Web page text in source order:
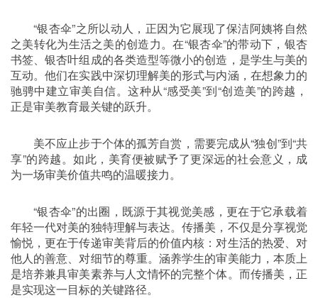
“银杏伞”之所以动人，正因为它展现了保洁阿姨将自然
之美转化为生活之美的创造力。在“银杏伞”的带动下，银杏
书签、银杏叶组成的各类造型等微小的创造，是学生与美的
互动。他们在实践中深切理解美的形式与内涵，在想象力的
驰骋中建立审美自信。这种从“感受美”到“创造美”的跨越，
正是审美教育最关键的跃升。
美不应止步于个体的孤芳自赏，需要完成从“独创”到“共
享”的跨越。如此，美育便被赋予了更深远的社会意义，成
为一场审美价值共鸣的温暖接力。
“银杏伞”的出圈，既源于其视觉美感，更在于它承载着
年轻一代对美的独特理解与表达。传播美，不仅是分享视觉
愉悦，更在于传递审美背后的价值内核：对生活的热爱、对
他人的善意、对细节的尊重。涵养学生的审美能力，本质上
是培养兼具审美素养与人文情怀的完整个体。而传播美，正
是实现这一目标的关键路径。